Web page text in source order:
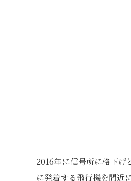
2016年に信号所に格下
に発着する飛行機を間近